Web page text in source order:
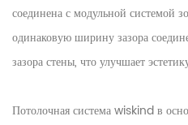
соединена с модульной системой
одинаковую ширину зазора
зазора стены, что улучшает
Потолочная система wiskind в